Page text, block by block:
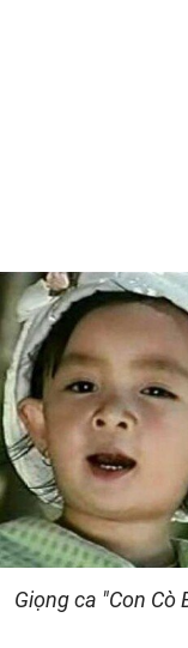
Giọng ca "Con Cò